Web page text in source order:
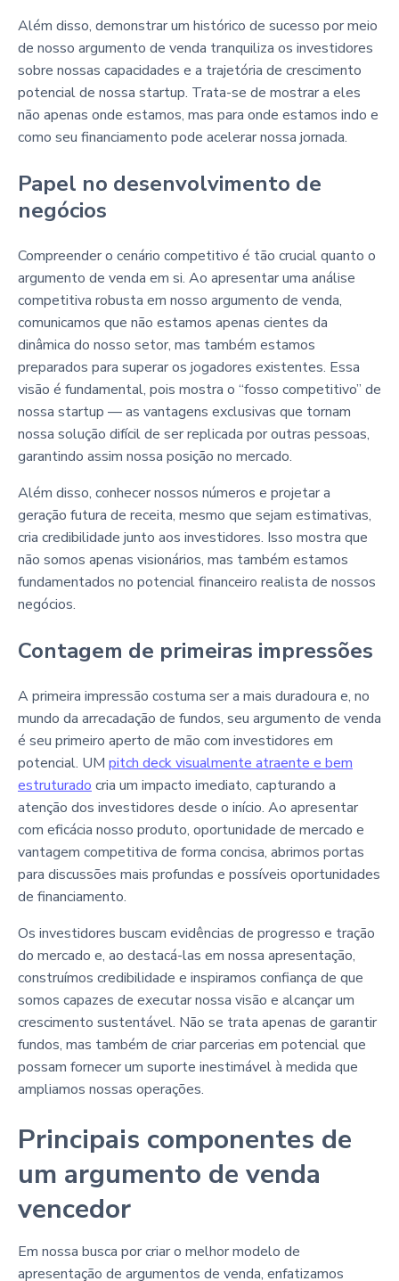
Além disso, demonstrar um histórico de sucesso por meio
de nosso argumento de venda tranquiliza os investidores
sobre nossas capacidades e a trajetória de crescimento
potencial de nossa startup. Trata-se de mostrar a eles
não apenas onde estamos, mas para onde estamos indo e
como seu financiamento pode acelerar nossa jornada.
Papel no desenvolvimento de
negócios
Compreender o cenário competitivo é tão crucial quanto o
argumento de venda em si. Ao apresentar uma análise
competitiva robusta em nosso argumento de venda,
comunicamos que não estamos apenas cientes da
dinâmica do nosso setor, mas também estamos
preparados para superar os jogadores existentes. Essa
visão é fundamental, pois mostra o “fosso competitivo” de
nossa startup — as vantagens exclusivas que tornam
nossa solução difícil de ser replicada por outras pessoas,
garantindo assim nossa posição no mercado.
Além disso, conhecer nossos números e projetar a
geração futura de receita, mesmo que sejam estimativas,
cria credibilidade junto aos investidores. Isso mostra que
não somos apenas visionários, mas também estamos
fundamentados no potencial financeiro realista de nossos
negócios.
Contagem de primeiras impressões
A primeira impressão costuma ser a mais duradoura e, no
mundo da arrecadação de fundos, seu argumento de venda
é seu primeiro aperto de mão com investidores em
potencial. UM pitch deck visualmente atraente e bem
estruturado cria um impacto imediato, capturando a
atenção dos investidores desde o início. Ao apresentar
com eficácia nosso produto, oportunidade de mercado e
vantagem competitiva de forma concisa, abrimos portas
para discussões mais profundas e possíveis oportunidades
de financiamento.
Os investidores buscam evidências de progresso e tração
do mercado e, ao destacá-las em nossa apresentação,
construímos credibilidade e inspiramos confiança de que
somos capazes de executar nossa visão e alcançar um
crescimento sustentável. Não se trata apenas de garantir
fundos, mas também de criar parcerias em potencial que
possam fornecer um suporte inestimável à medida que
ampliamos nossas operações.
Principais componentes de
um argumento de venda
vencedor
Em nossa busca por criar o melhor modelo de
apresentação de argumentos de venda, enfatizamos